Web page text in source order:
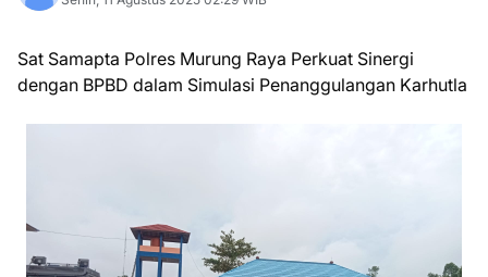
Sat Samapta Polres Murung Raya Perkuat Sinergi
dengan BPBD dalam Simulasi Penanggulangan Karhutla